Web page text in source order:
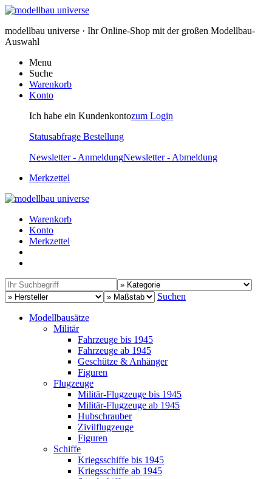
modellbau universe · Ihr Online-Shop mit der großen Modellbau-
Auswahl
Menu
Suche
Warenkorb
Konto
Ich habe ein Kundenkontozum Login
Statusabfrage Bestellung
Newsletter - AnmeldungNewsletter - Abmeldung
Merkzettel
Warenkorb
Konto
Merkzettel
Suchen
Modellbausätze
Militär
Fahrzeuge bis 1945
Fahrzeuge ab 1945
Geschütze & Anhänger
Figuren
Flugzeuge
Militär-Flugzeuge bis 1945
Militär-Flugzeuge ab 1945
Hubschrauber
Zivilflugzeuge
Figuren
Schiffe
Kriegsschiffe bis 1945
Kriegsschiffe ab 1945